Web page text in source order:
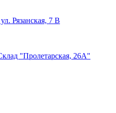
Рязанская, 7 В
"Пролетарская, 26А"